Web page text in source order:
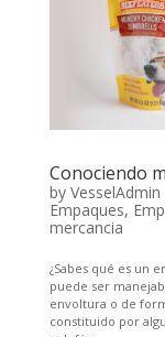
Conociendo
by VesselAdmin
Empaques,
mercancia
¿Sabes qué es un
puede ser
envoltura o de
constituido por